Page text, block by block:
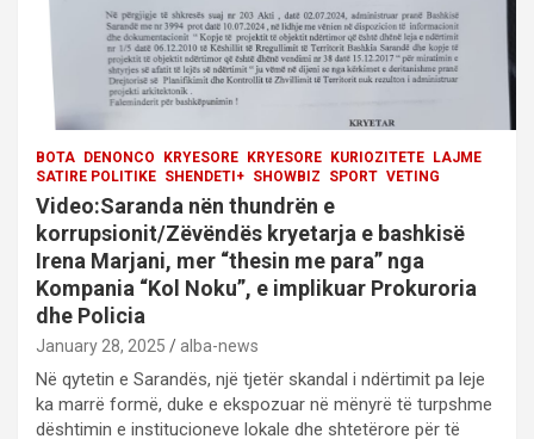
BOTA DENONCO KRYESORE KRYESORE KURIOZITETE
LAJME
SATIRE POLITIKE SHENDETI+ SHOWBIZ SPORT VETING
Video:Saranda nën thundrën e
korrupsionit/Zëvëndës kryetarja e bashkisë
Irena Marjani, mer “thesin me para” nga
Kompania “Kol Noku”, e implikuar Prokuroria
dhe Policia
January 28, 2025 alba-news
Në qytetin e Sarandës, një tjetër skandal i ndërtimit pa leje
ka marrë formë, duke e ekspozuar në mënyrë të turpshme
dështimin e institucioneve lokale dhe shtetërore për të